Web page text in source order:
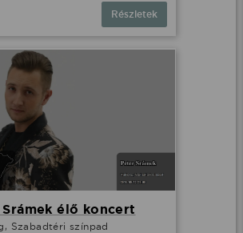
Részletek
élő koncert
Szabadtéri színpad